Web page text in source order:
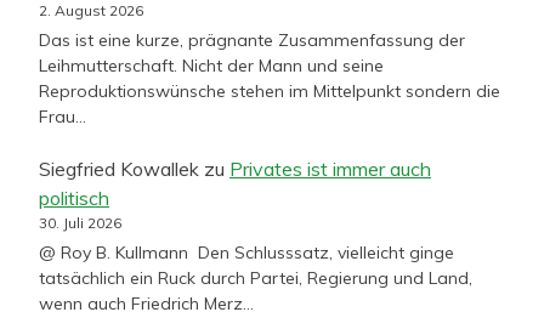
2. August 2026
Das ist eine kurze, prägnante Zusammenfassung der
Leihmutterschaft. Nicht der Mann und seine
Reproduktionswünsche stehen im Mittelpunkt sondern die
Frau…
Siegfried Kowallek zu Privates ist immer auch
politisch
30. Juli 2026
@ Roy B. Kullmann Den Schlusssatz, vielleicht ginge
tatsächlich ein Ruck durch Partei, Regierung und Land,
wenn auch Friedrich Merz…